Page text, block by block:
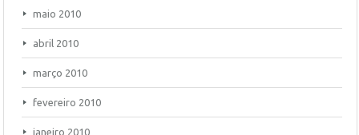
maio 2010
abril 2010
março 2010
fevereiro 2010
janeiro 2010